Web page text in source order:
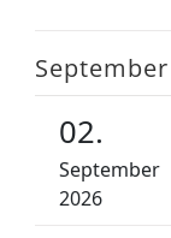
September
02.
September
2026